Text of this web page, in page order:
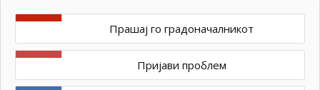
Прашај го градоначалникот
Пријави проблем